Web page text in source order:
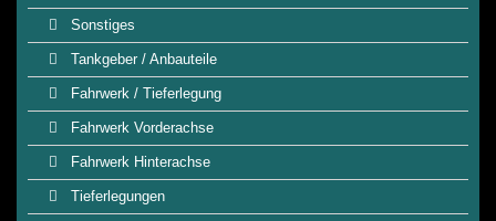
Sonstiges
Tankgeber / Anbauteile
Fahrwerk / Tieferlegung
Fahrwerk Vorderachse
Fahrwerk Hinterachse
Tieferlegungen